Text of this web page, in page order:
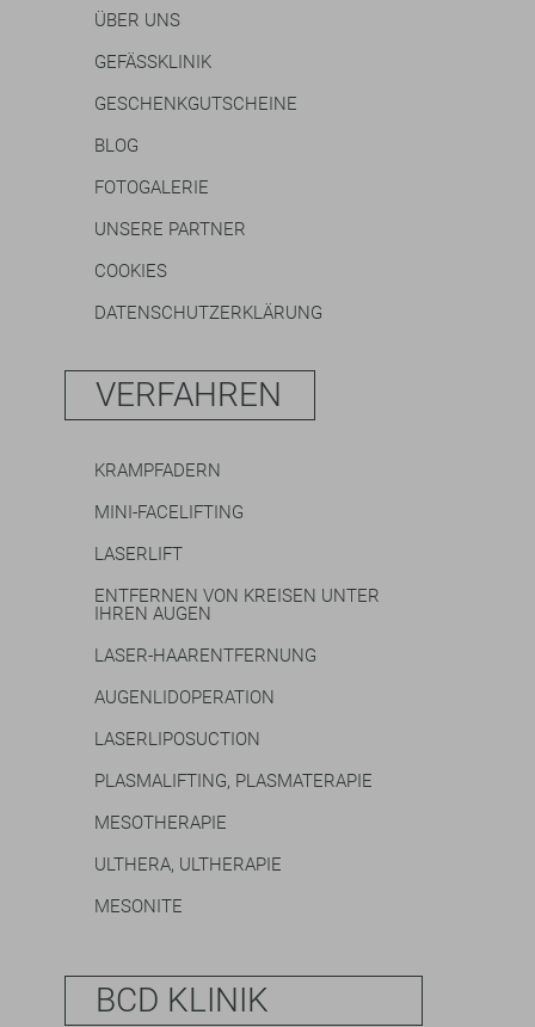
ÜBER UNS
GEFÄSSKLINIK
GESCHENKGUTSCHEINE
BLOG
FOTOGALERIE
UNSERE PARTNER
COOKIES
DATENSCHUTZERKLÄRUNG
VERFAHREN
KRAMPFADERN
MINI-FACELIFTING
LASERLIFT
ENTFERNEN VON KREISEN UNTER
IHREN AUGEN
LASER-HAARENTFERNUNG
AUGENLIDOPERATION
LASERLIPOSUCTION
PLASMALIFTING, PLASMATERAPIE
MESOTHERAPIE
ULTHERA, ULTHERAPIE
MESONITE
BCD KLINIK